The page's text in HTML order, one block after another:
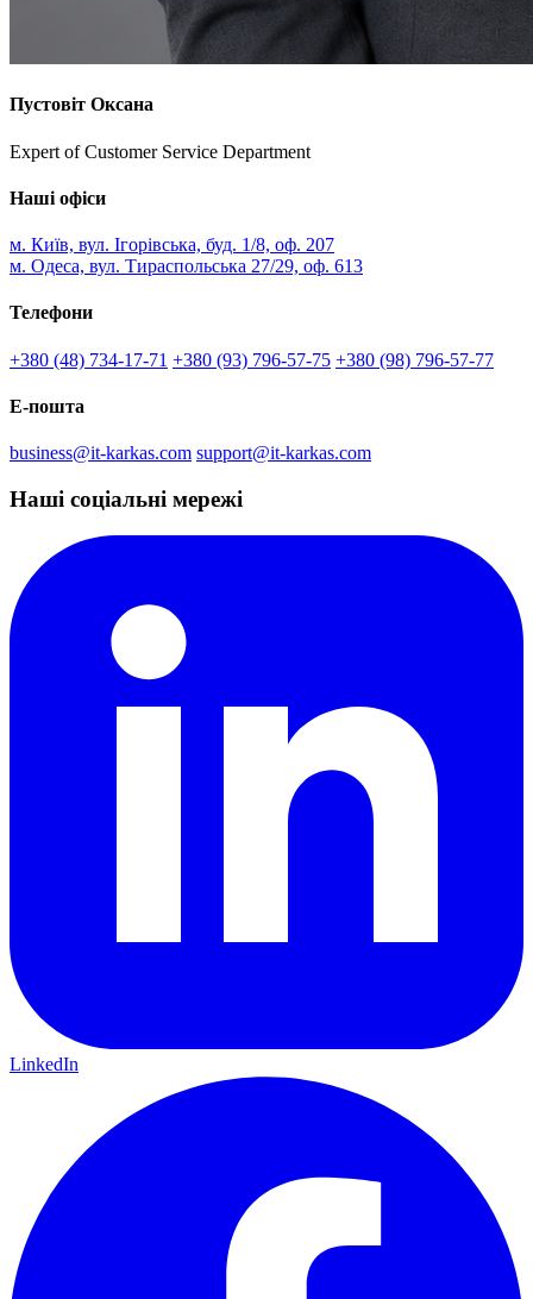
Пустовіт Оксана
Expert of Customer Service Department
Наші офіси
м. Київ, вул. Ігорівська, буд. 1/8, оф. 207
м. Одеса, вул. Тираспольська 27/29, оф. 613
Телефони
+380 (48) 734-17-71 +380 (93) 796-57-75 +380 (98) 796-57-77
Е-пошта
business@it-karkas.com support@it-karkas.com
Наші соціальні мережі
LinkedIn